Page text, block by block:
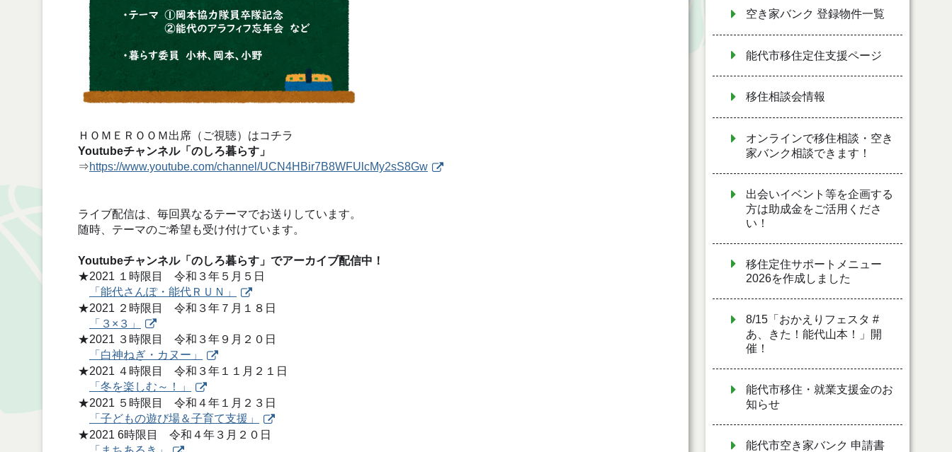
ＨＯＭＥＲＯＯＭ出席（ご視聴）はコチラ
Youtubeチャンネル「のしろ暮らす」
⇒https://www.youtube.com/channel/UCN4HBir7B8WFUlcMy2sS8Gw
ライブ配信は、毎回異なるテーマでお送りしています。
随時、テーマのご希望も受け付けています。
Youtubeチャンネル「のしろ暮らす」でアーカイブ配信中！
★2021 １時限目 令和３年５月５日
「能代さんぽ・能代ＲＵＮ」
★2021 ２時限目 令和３年７月１８日
「３×３」
★2021 ３時限目 令和３年９月２０日
「白神ねぎ・カヌー」
★2021 ４時限目 令和３年１１月２１日
「冬を楽しむ～！」
★2021 ５時限目 令和４年１月２３日
「子どもの遊び場＆子育て支援」
★2021 6時限目 令和４年３月２０日
空き家バンク 登録物件一覧
能代市移住定住支援ページ
移住相談会情報
オンラインで移住相談・空き
家バンク相談できます！
出会いイベント等を企画する
方は助成金をご活用くださ
い！
移住定住サポートメニュー
2026を作成しました
8/15「おかえりフェスタ #
あ、きた！能代山本！」開
催！
能代市移住・就業支援金のお
知らせ
能代市空き家バンク 申請書